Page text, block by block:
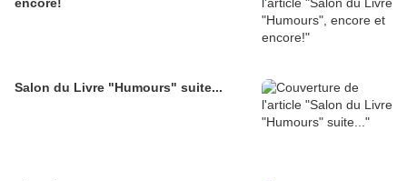
encore!
Salon du Livre "Humours" suite...